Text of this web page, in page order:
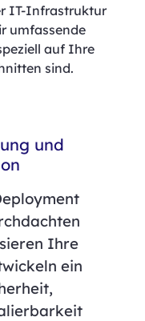
IT-Infrastruktur
umfassende
auf Ihre
sind.
und
Ihre
ein